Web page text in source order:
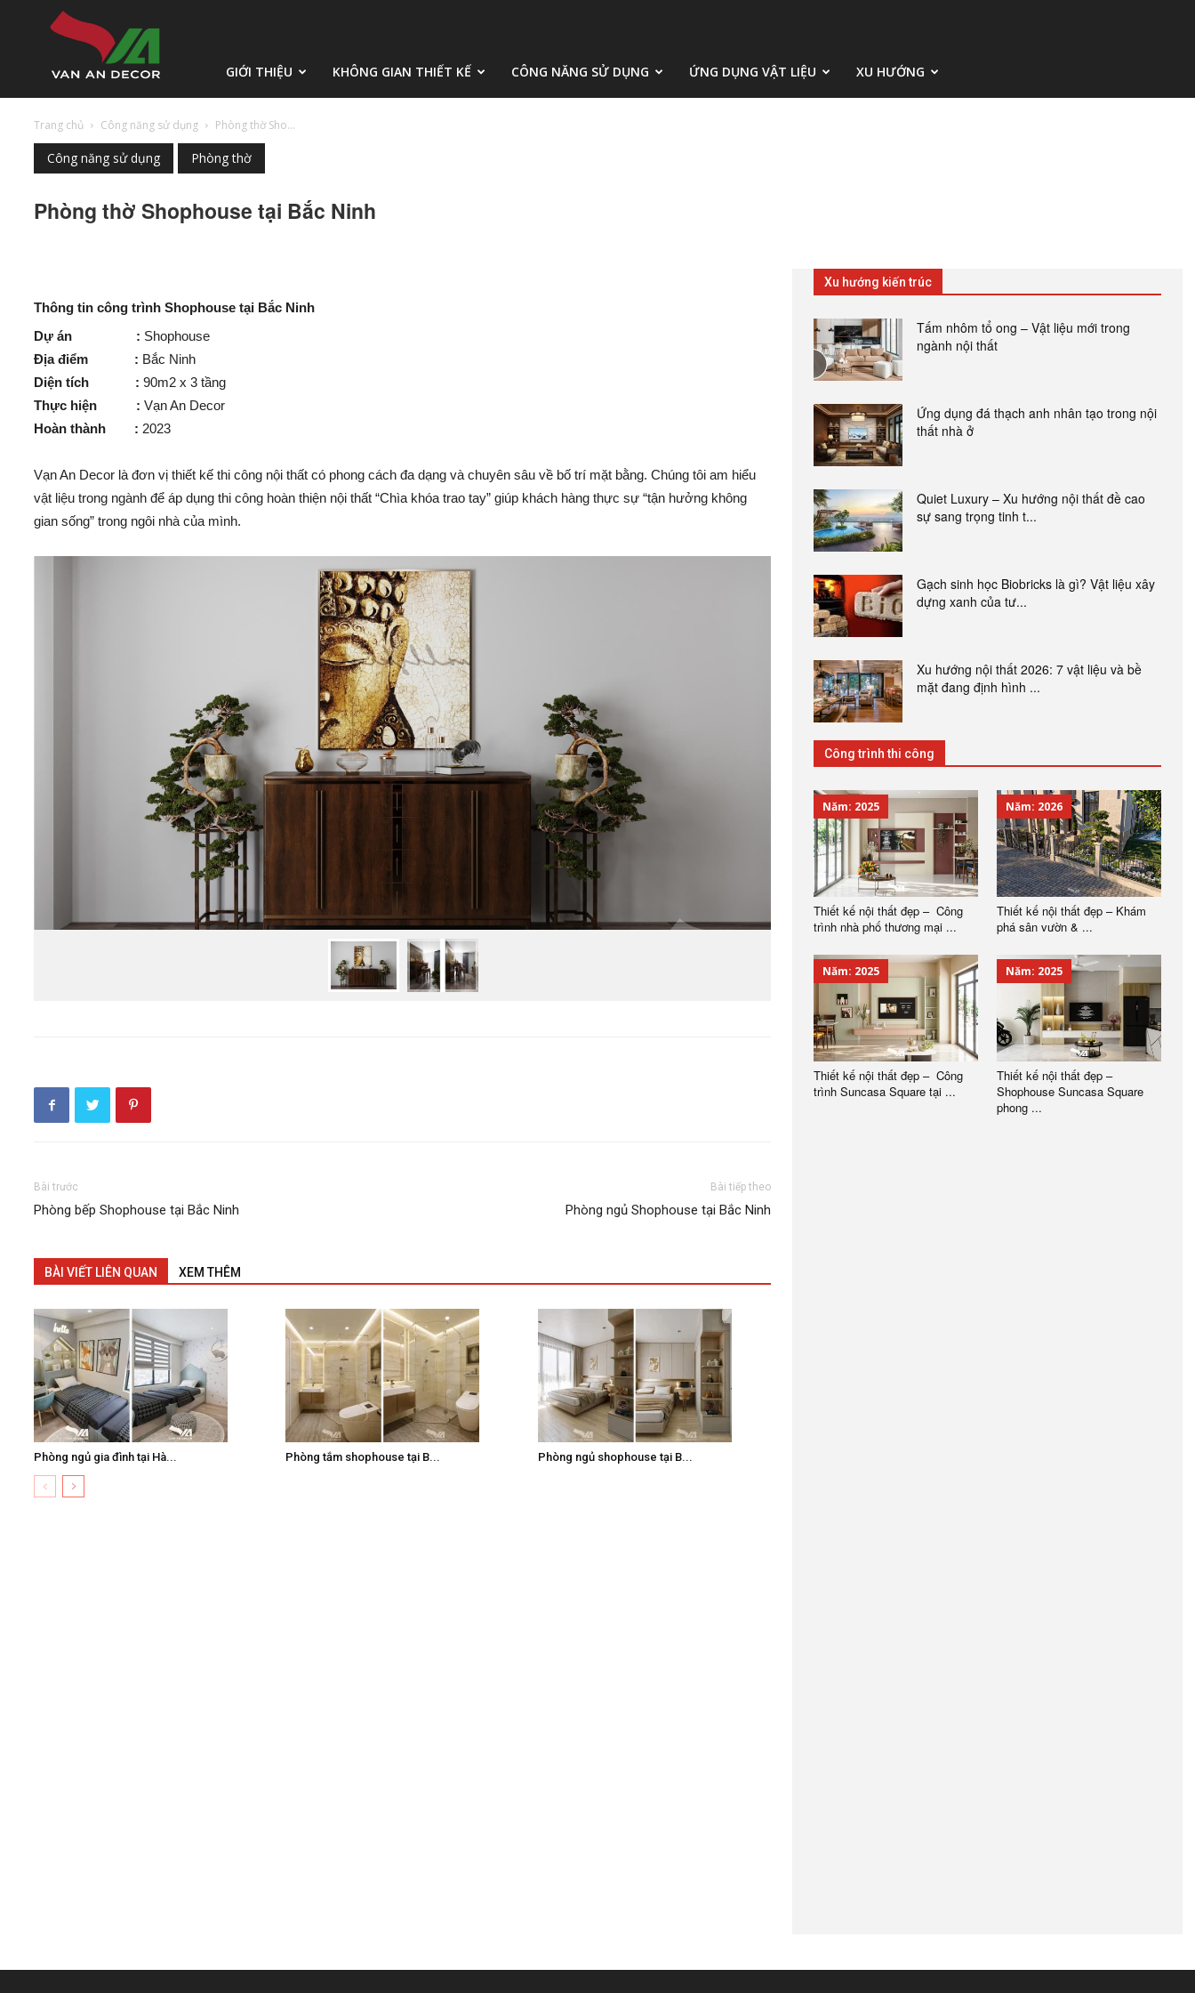
An
GIỚI THIỆU KHÔNG GIAN THIẾT KẾ CÔNG NĂNG SỬ DỤNG ỨNG DỤNG VẬT LIỆU XU HƯỚNG
Trang chủ Công năng sử dụng Phòng thờ Sho...
Công năng sử dụng Phòng thờ
Phòng thờ Shophouse tại Bắc Ninh
Thông tin công trình Shophouse tại Bắc Ninh
Dự án : Shophouse
Địa điểm : Bắc Ninh
Diện tích : 90m2 x 3 tầng
Thực hiện : Vạn An Decor
Hoàn thành : 2023
Vạn An Decor là đơn vị thiết kế thi công nội thất có phong cách đa dạng và chuyên sâu về bố trí mặt bằng. Chúng tôi am hiểu
vật liệu trong ngành để áp dụng thi công hoàn thiện nội thất “Chìa khóa trao tay” giúp khách hàng thực sự “tận hưởng không
gian sống” trong ngôi nhà của mình.
Bài trước
Phòng bếp Shophouse tại Bắc Ninh
Bài tiếp theo
Phòng ngủ Shophouse tại Bắc Ninh
BÀI VIẾT LIÊN QUAN XEM THÊM
Phòng ngủ gia đình tại Hà... Phòng tắm shophouse tại B... Phòng ngủ shophouse tại B...
Xu hướng kiến trúc
Tấm nhôm tổ ong – Vật liệu mới trong
ngành nội thất
Ứng dụng đá thạch anh nhân tạo trong nội
thất nhà ở
Quiet Luxury – Xu hướng nội thất đề cao
sự sang trọng tinh t...
Gạch sinh học Biobricks là gì? Vật liệu xây
dựng xanh của tư...
Xu hướng nội thất 2026: 7 vật liệu và bề
mặt đang định hình ...
Công trình thi công
Năm: 2025
Thiết kế nội thất đẹp – Công
trình nhà phố thương mại ...
Năm: 2026
Thiết kế nội thất đẹp – Khám
phá sân vườn & ...
Năm: 2025
Thiết kế nội thất đẹp – Công
trình Suncasa Square tại ...
Năm: 2025
Thiết kế nội thất đẹp –
Shophouse Suncasa Square
phong ...